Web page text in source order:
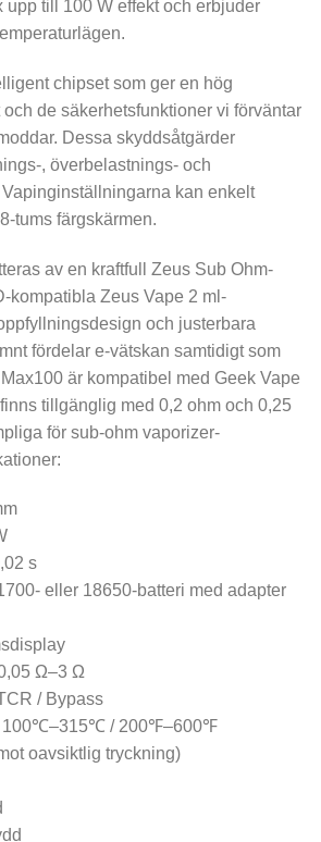
upp till 100 W effekt och erbjuder
chipset som ger en hög
de säkerhetsfunktioner vi förväntar
Dessa skyddsåtgärder
, överbelastnings- och
kan enkelt
tums färgskärmen.
av en kraftfull Zeus Sub Ohm-
kompatibla Zeus Vape 2 ml-
och justerbara
fördelar e-vätskan samtidigt som
är kompatibel med Geek Vape
tillgänglig med 0,2 ohm och 0,25
för sub-ohm vaporizer-
s
eller 18650-batteri med adapter
Ω–3 Ω
/ Bypass
100℃–315℃ / 200℉–600℉
oavsiktlig tryckning)